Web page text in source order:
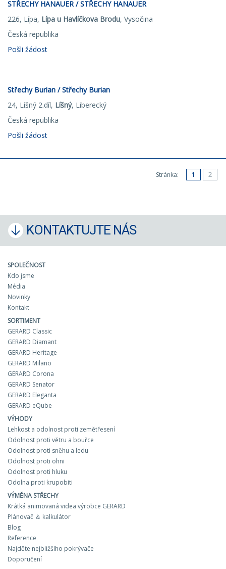
STŘECHY HANAUER / STŘECHY HANAUER
226, Lípa, Lípa u Havlíčkova Brodu, Vysočina
Česká republika
Pošli žádost
Střechy Burian / Střechy Burian
24, Líšný 2.díl, Líšný, Liberecký
Česká republika
Pošli žádost
Stránka: 1 2
KONTAKTUJTE NÁS
SPOLEČNOST
Kdo jsme
Média
Novinky
Kontakt
SORTIMENT
GERARD Classic
GERARD Diamant
GERARD Heritage
GERARD Milano
GERARD Corona
GERARD Senator
GERARD Eleganta
GERARD eQube
VÝHODY
Lehkost a odolnost proti zemětřesení
Odolnost proti větru a bouřce
Odolnost proti sněhu a ledu
Odolnost proti ohni
Odolnost proti hluku
Odolna proti krupobiti
VÝMĚNA STŘECHY
Krátká animovaná videa výrobce GERARD
Plánovač ＆ kalkulátor
Blog
Reference
Najděte nejbližšího pokrývače
Doporučení